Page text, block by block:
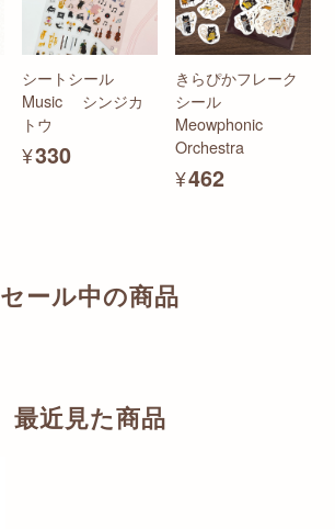
シートシール
Music シンジカ
トウ
¥330
きらぴかフレーク
シール
Meowphonic
Orchestra
¥462
セール中の商品
最近見た商品